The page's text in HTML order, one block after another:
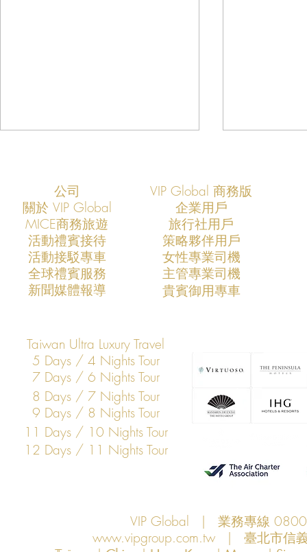
VIP Global成功支援COMPUTEX
2026全球AI產業領袖訪台專案
打造亞洲科技展會商務移動與
VIP Global成
2025全球AI
公司
VIP Global 商務版
關於 VIP Global
企業用戶
​MICE商務旅遊
旅行社用戶
​活動禮賓接待
策略夥伴用戶
活動接駁專車
​全球禮賓服務
​新聞媒體報導
​女性專業司機
​主管專業司機
​貴賓御用專車
Taiwan Ultra Luxury Travel
5 Days / 4 Nights Tour
7 Days / 6 Nights Tour
8 Days / 7 Nights Tour
9 Days / 8 Nights Tour
11 Days / 10 Nights Tour
12 Days / 11 Nights Tour
VIP Global | 業務專線
www.vipgroup.com.tw | 臺北市信